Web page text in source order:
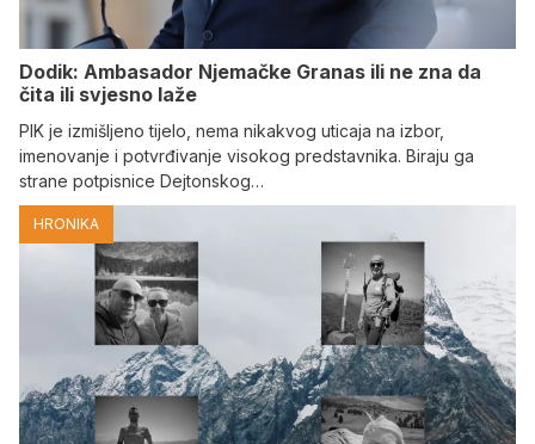
Dodik: Ambasador Njemačke Granas ili ne zna da
čita ili svjesno laže
PIK je izmišljeno tijelo, nema nikakvog uticaja na izbor,
imenovanje i potvrđivanje visokog predstavnika. Biraju ga
strane potpisnice Dejtonskog…
HRONIKA